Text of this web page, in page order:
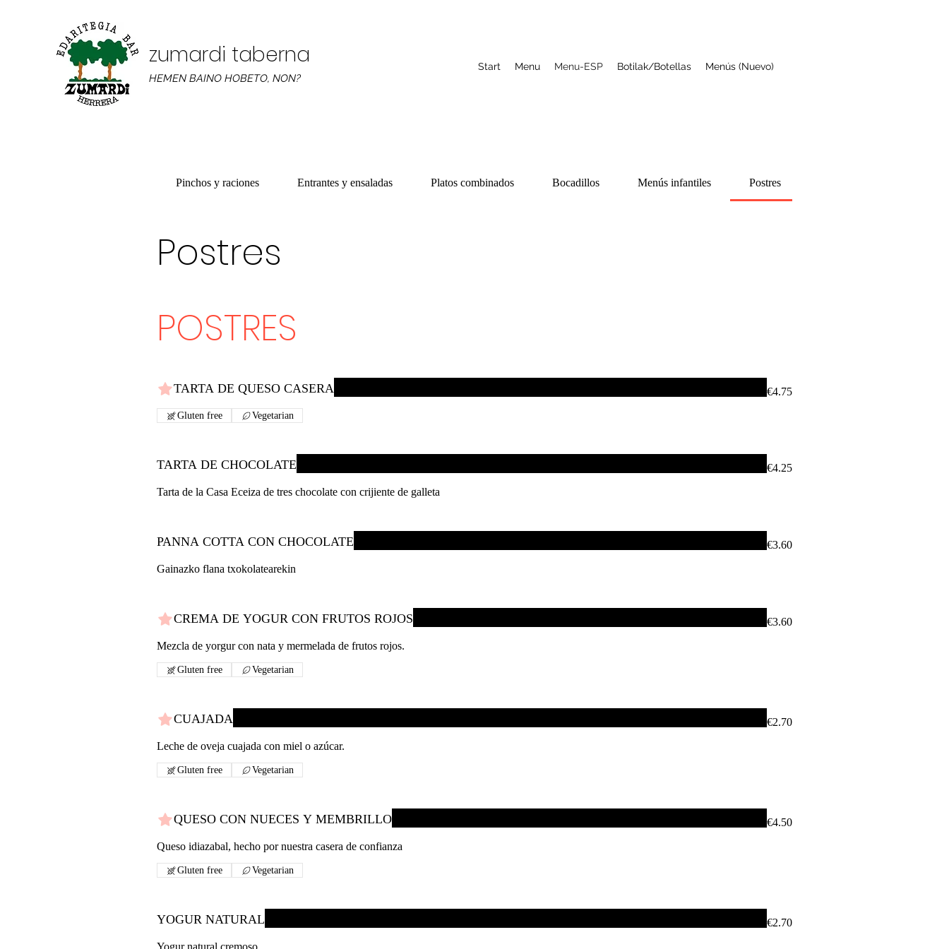
zumardi taberna
HEMEN BAINO HOBETO, NON?
Start Menu Menu-ESP Botilak/Botellas Menús (Nuevo)
Pinchos y raciones Entrantes y ensaladas Platos combinados Bocadillos Menús infantiles Postres
Postres
POSTRES
TARTA DE QUESO CASERA €4.75
Gluten free Vegetarian
TARTA DE CHOCOLATE
Tarta de la Casa Eceiza de tres chocolate con crijiente de galleta
€4.25
PANNA COTTA CON CHOCOLATE
Gainazko flana txokolatearekin
€3.60
CREMA DE YOGUR CON FRUTOS ROJOS
Mezcla de yorgur con nata y mermelada de frutos rojos.
€3.60
Gluten free Vegetarian
CUAJADA
Leche de oveja cuajada con miel o azúcar.
€2.70
Gluten free Vegetarian
QUESO CON NUECES Y MEMBRILLO
Queso idiazabal, hecho por nuestra casera de confianza
€4.50
Gluten free Vegetarian
YOGUR NATURAL
Yogur natural cremoso.
€2.70